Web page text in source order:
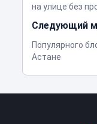
на улице без
Следующий
Популярного
Астане